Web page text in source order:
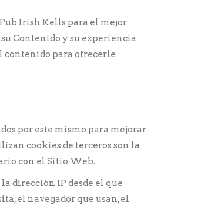
Pub Irish Kells para el mejor
Contenido y su experiencia
contenido para ofrecerle
por este mismo para mejorar
cookies de terceros son la
con el Sitio Web.
dirección IP desde el que
el navegador que usan, el